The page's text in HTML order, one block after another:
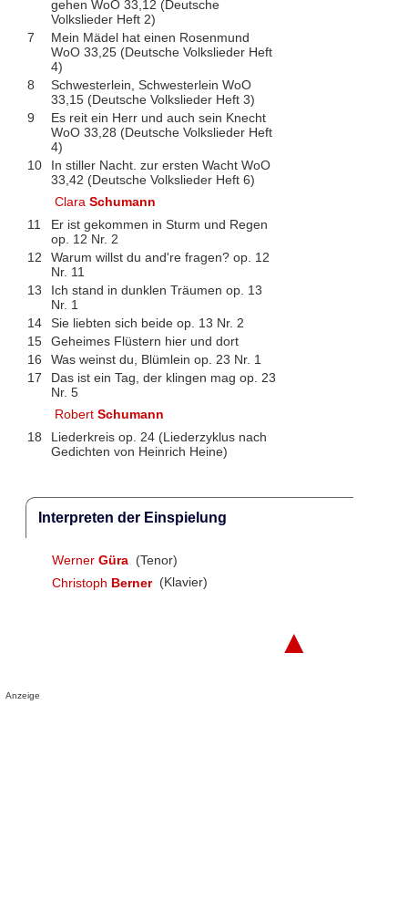
gehen WoO 33,12 (Deutsche
Volkslieder Heft 2)
7
Mein Mädel hat einen Rosenmund
WoO 33,25 (Deutsche Volkslieder Heft
4)
8
Schwesterlein, Schwesterlein WoO
33,15 (Deutsche Volkslieder Heft 3)
9
Es reit ein Herr und auch sein Knecht
WoO 33,28 (Deutsche Volkslieder Heft
4)
10
In stiller Nacht. zur ersten Wacht WoO
33,42 (Deutsche Volkslieder Heft 6)
ClaraSchumann
11
Er ist gekommen in Sturm und Regen
op. 12 Nr. 2
12
Warum willst du and're fragen? op. 12
Nr. 11
13
Ich stand in dunklen Träumen op. 13
Nr. 1
14
Sie liebten sich beide op. 13 Nr. 2
15
Geheimes Flüstern hier und dort
16
Was weinst du, Blümlein op. 23 Nr. 1
17
Das ist ein Tag, der klingen mag op. 23
Nr. 5
RobertSchumann
18
Liederkreis op. 24 (Liederzyklus nach
Gedichten von Heinrich Heine)
Interpreten der Einspielung
Werner Güra (Tenor)
Christoph Berner (Klavier)
▲
Anzeige